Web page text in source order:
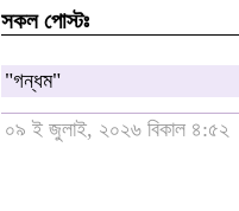
সকল পোস্টঃ
"গন্ধম"
০৯ ই জুলাই, ২০২৬ বিকাল ৪:৫২